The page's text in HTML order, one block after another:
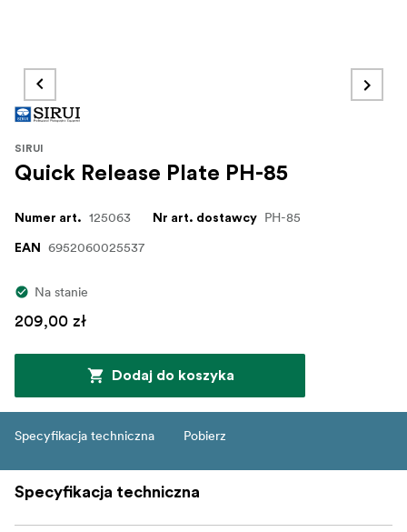
SIRUI
Quick Release Plate PH-85
Numer art. 125063 Nr art. dostawcy PH-85
EAN 6952060025537
Na stanie
209,00 zł
Dodaj do koszyka
Specyfikacja techniczna Pobierz
Specyfikacja techniczna